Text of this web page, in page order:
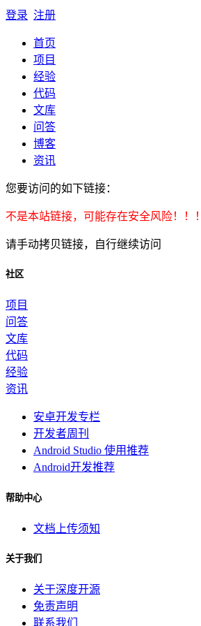
登录 注册
首页
项目
经验
代码
文库
问答
博客
资讯
您要访问的如下链接：
不是本站链接，可能存在安全风险！！！
请手动拷贝链接，自行继续访问
社区
项目
问答
文库
代码
经验
资讯
安卓开发专栏
开发者周刊
Android Studio 使用推荐
Android开发推荐
帮助中心
文档上传须知
关于我们
关于深度开源
免责声明
联系我们